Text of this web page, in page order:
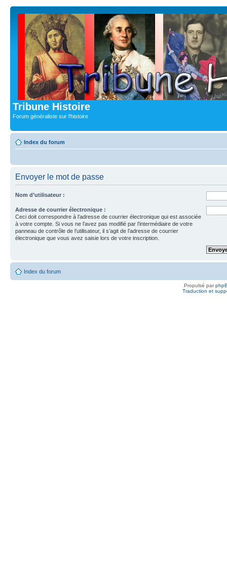
Tribune Histoire
Forum généraliste sur l'histoire
Index du forum
Envoyer le mot de passe
Nom d’utilisateur :
Adresse de courrier électronique :
Ceci doit correspondre à l’adresse de courrier électronique qui est associée
à votre compte. Si vous ne l’avez pas modifié par l’intermédiaire de votre
panneau de contrôle de l’utilisateur, il s’agit de l’adresse de courrier
électronique que vous avez saisie lors de votre inscription.
Index du forum
Propulsé par
Traduction et